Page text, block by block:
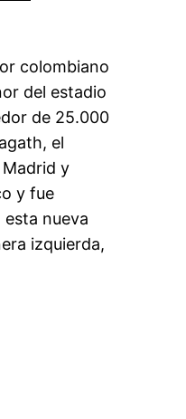
colombiano
del estadio
de 25.000
el
y
y fue
nueva
izquierda,